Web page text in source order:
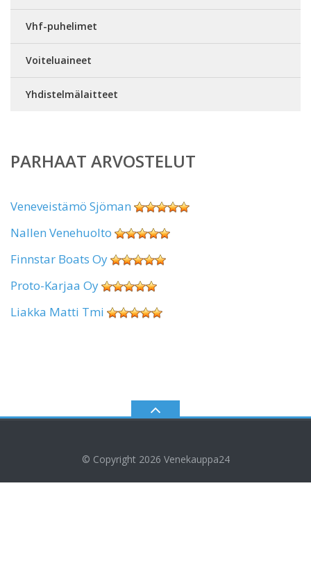
Vhf-puhelimet
Voiteluaineet
Yhdistelmälaitteet
PARHAAT ARVOSTELUT
Veneveistämö Sjöman
Nallen Venehuolto
Finnstar Boats Oy
Proto-Karjaa Oy
Liakka Matti Tmi
© Copyright 2026 Venekauppa24